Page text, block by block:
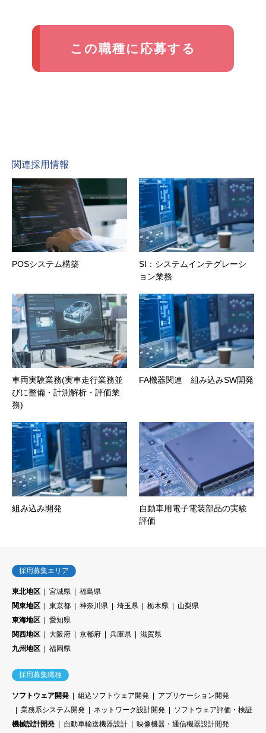
この職種に応募する
関連採用情報
POSシステム構築
SI：システムインテグレーシ
ョン業務
車両実験業務(実車走行業務並
びに整備・計測解析・評価業
務)
FA機器関連 組み込みSW開発
組み込み開発
自動車用電子電装部品の実験
評価
採用募集エリア
東北地区 宮城県
福島県
関東地区
東京都 神奈川県 埼玉県 栃木県
山梨県
東海地区
愛知県
関西地区
大阪府 京都府 兵庫県
滋賀県
九州地区
福岡県
採用募集職種
ソフトウェア開発 組込ソフトウェア開発
アプリケーション開発
業務系システム開発
ネットワーク設計開発
ソフトウェア評価・検証
機械設計開発
自動車輸送機器設計 映像機器・通信機器設計開発